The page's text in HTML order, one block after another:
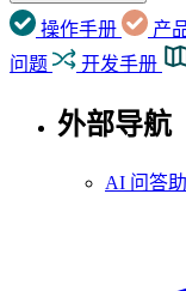
操作手册 产
问题
开发手册
外部导航
AI 问答